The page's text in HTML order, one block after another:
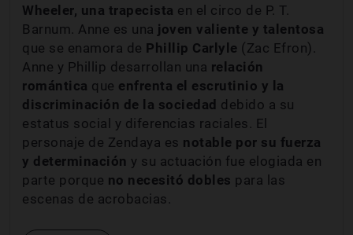
Wheeler, una trapecista en el circo de P. T.
Barnum. Anne es una joven valiente y talentosa
que se enamora de Phillip Carlyle (Zac Efron).
Anne y Phillip desarrollan una relación
romántica que enfrenta el escrutinio y la
discriminación de la sociedad debido a su
estatus social y diferencias raciales. El
personaje de Zendaya es notable por su fuerza
y determinación y su actuación fue elogiada en
parte porque no necesitó dobles para las
escenas de acrobacias.